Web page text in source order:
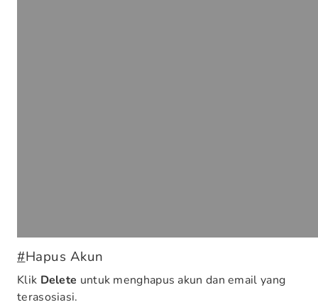
#Hapus Akun
Klik Delete untuk menghapus akun dan email yang
terasosiasi.